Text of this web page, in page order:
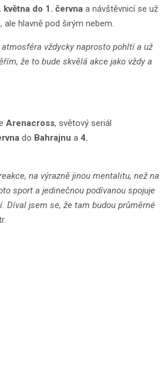
května do 1. června a návštěvnicí se už
hlavně pod širým nebem.
vždycky naprosto pohltí a už
že to bude skvělá akce jako vždy a
Arenacross, světový seriál
do Bahrajnu a 4.
na výrazně jinou mentalitu, než na
sport a jedinečnou podívanou spojuje
Díval jsem se, že tam budou průměrné